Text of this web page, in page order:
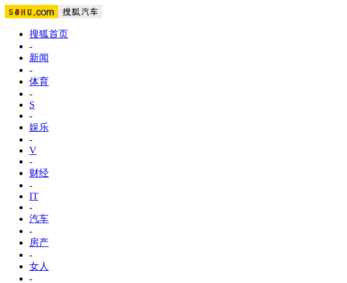
搜狐首页
-
新闻
-
体育
-
S
-
娱乐
-
V
-
财经
-
IT
-
汽车
-
房产
-
女人
-